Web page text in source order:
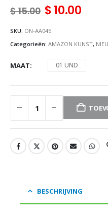
$15.00 $10.00
SKU: ON-AA045
Categorieën: AMAZON KUNST,
MAAT 01 UND
BESCHRIJVING